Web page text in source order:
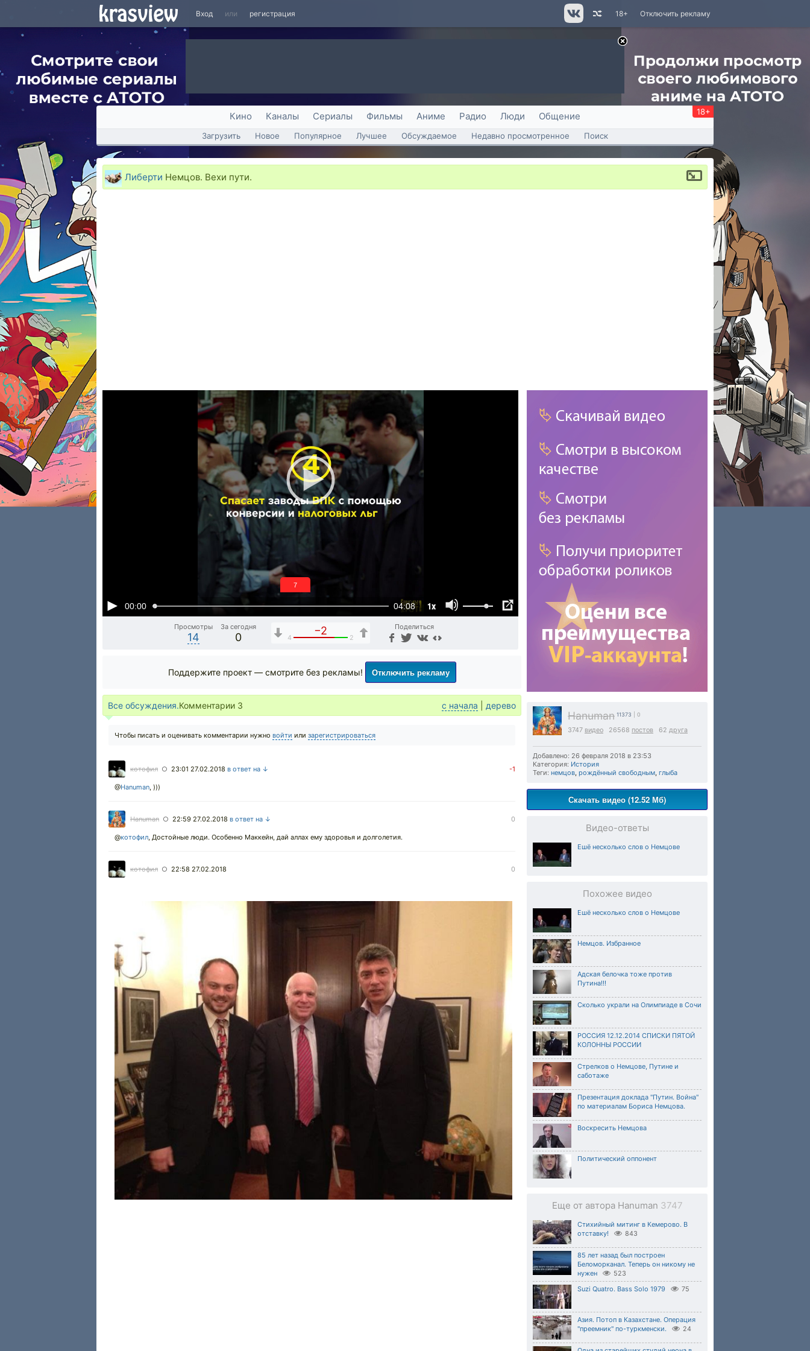
Вход или регистрация Отключить рекламу
18+
Кино Каналы Сериалы Фильмы Аниме Радио Люди Общение 18+
Загрузить Новое Популярное Лучшее Обсуждаемое Недавно просмотренное Поиск
Либерти Немцов. Вехи пути.
00:00 04:08 1x
6
Просмотры
14
За сегодня
0
−2
4 2
Поделиться
Hanuman 11373 | 0
3747 видео 26568 постов 62 друга
Добавлено: 26 февраля 2018 в 23:53
Категория: История
Теги: немцов, рождённый свободным, глыба
Скачать видео (12.52 Мб)
Видео-ответы
Ешё несколько слов о Немцове
Похожее видео
Ешё несколько слов о Немцове
Немцов. Избранное
Адская белочка тоже против
Путина!!!
Сколько украли на Олимпиаде в Сочи
РОССИЯ 12.12.2014 СПИСКИ ПЯТОЙ
КОЛОННЫ РОССИИ
Стрелков о Немцове, Путине и
саботаже
Презентация доклада "Путин. Война"
по материалам Бориса Немцова.
Воскресить Немцова
Политический оппонент
Еще от автора Hanuman 3747
Стихийный митинг в Кемерово. В
отставку!
843
85 лет назад был построен
Беломорканал. Теперь он никому не
нужен
523
Suzi Quatro. Bass Solo 1979 75
Азия. Потоп в Казахстане. Операция
"преемник" по-туркменски.
24
Поддержите проект — смотрите без рекламы! Отключить рекламу
Все обсуждения.Комментарии 3 с начала дерево
Чтобы писать и оценивать комментарии нужно войти или зарегистрироваться
котофил ○ 23:01 27.02.2018 в ответ на ↓ -1
@Hanuman, )))
Hanuman ○ 22:59 27.02.2018 в ответ на ↓ 0
@котофил, Достойные люди. Особенно Маккейн, дай аллах ему здоровья и долголетия.
котофил ○ 22:58 27.02.2018 0